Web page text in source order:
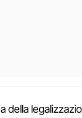
della